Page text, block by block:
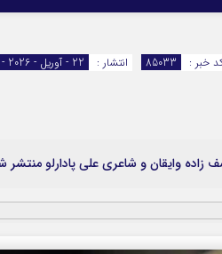
خبری میراث فرهنگی
بانک
ارزدیجیتال
انتشار :
22 - آوریل - 2026 - 19:17 خبر : 85033
وایقان و شاعری علی پادارلو منتشر